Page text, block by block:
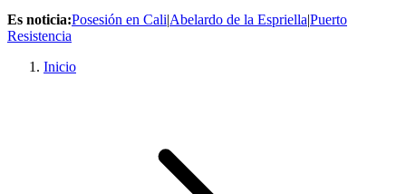
Es noticia:Posesión en Cali|Abelardo de la Espriella|Puerto
Resistencia
Inicio